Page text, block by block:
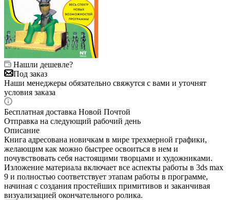
Нашли дешевле?
Под заказ
Наши менеджеры обязательно свяжутся с вами и уточнят
условия заказа
Бесплатная доставка Новой Почтой
Отправка на следующий рабочий день
Описание
Книга адресована новичкам в мире трехмерной графики,
желающим как можно быстрее освоиться в нем и
почувствовать себя настоящими творцами и художниками.
Изложение материала включает все аспекты работы в 3ds max
9 и полностью соответствует этапам работы в программе,
начиная с создания простейших примитивов и заканчивая
визуализацией окончательного ролика.